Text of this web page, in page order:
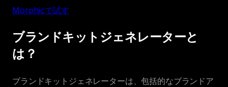
Morphicで試す
ブランドキットジェネレーターと
は？
ブランドキットジェネレーターは、包括的なブランドア